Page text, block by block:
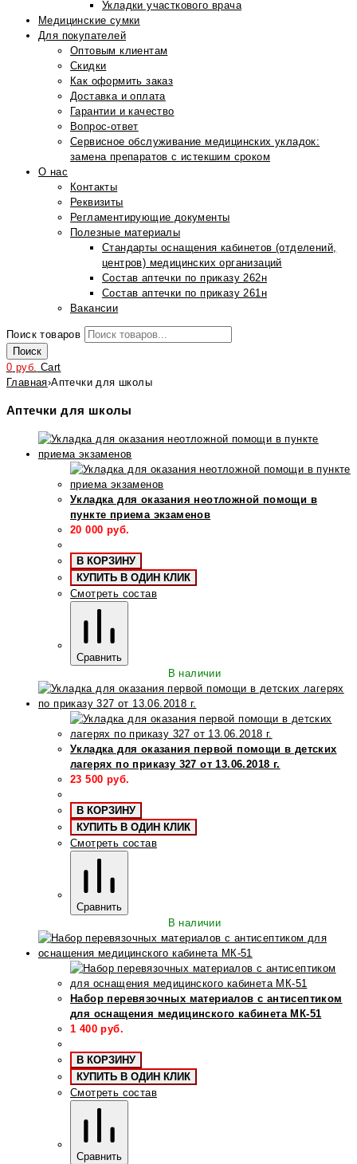
Укладки участкового врача
Медицинские сумки
Для покупателей
Оптовым клиентам
Скидки
Как оформить заказ
Доставка и оплата
Гарантии и качество
Вопрос-ответ
Сервисное обслуживание медицинских укладок:
замена препаратов с истекшим сроком
О нас
Контакты
Реквизиты
Регламентирующие документы
Полезные материалы
Стандарты оснащения кабинетов (отделений,
центров) медицинских организаций
Состав аптечки по приказу 262н
Состав аптечки по приказу 261н
Вакансии
Поиск товаров
Поиск
0 руб. Cart
Главная›Аптечки для школы
Аптечки для школы
Укладка для оказания неотложной помощи в
пункте приема экзаменов
20 000 руб.
В КОРЗИНУ
КУПИТЬ В ОДИН КЛИК
Смотреть состав
Сравнить
В наличии
Укладка для оказания первой помощи в детских
лагерях по приказу 327 от 13.06.2018 г.
23 500 руб.
В КОРЗИНУ
КУПИТЬ В ОДИН КЛИК
Смотреть состав
Сравнить
В наличии
Набор перевязочных материалов с антисептиком
для оснащения медицинского кабинета МК-51
1 400 руб.
В КОРЗИНУ
КУПИТЬ В ОДИН КЛИК
Смотреть состав
Сравнить